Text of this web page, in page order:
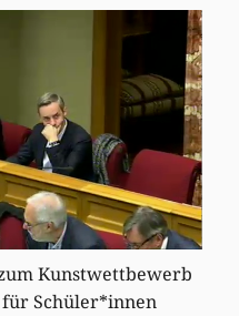
Kunstwettbewerb
für Schüler*innen